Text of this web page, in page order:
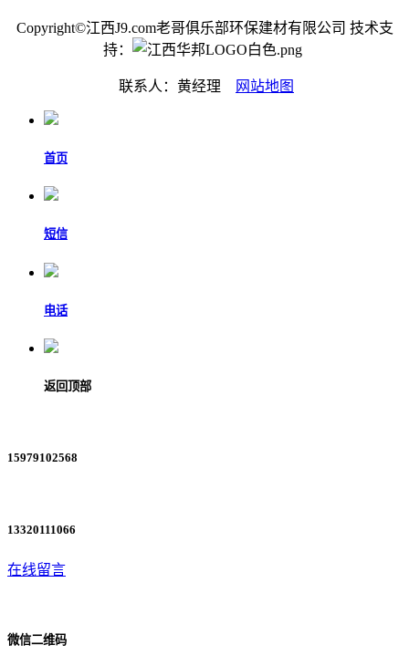
Copyright©江西J9.com老哥俱乐部环保建材有限公司 技术支
持：
联系人：黄经理 网站地图
首页
短信
电话
返回顶部
15979102568
13320111066
在线留言
微信二维码